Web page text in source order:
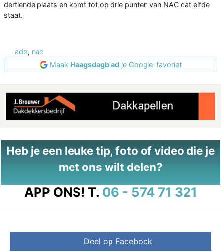
dertiende plaats en komt tot op drie punten van NAC dat elfde
staat.
ado, nac
Maak Haagsdagbladje Google-favoriet
Heb je een leuke tip, foto of video die je
met ons wilt delen?
APP ONS! T. 06 - 574 71 321
Deel op Facebook